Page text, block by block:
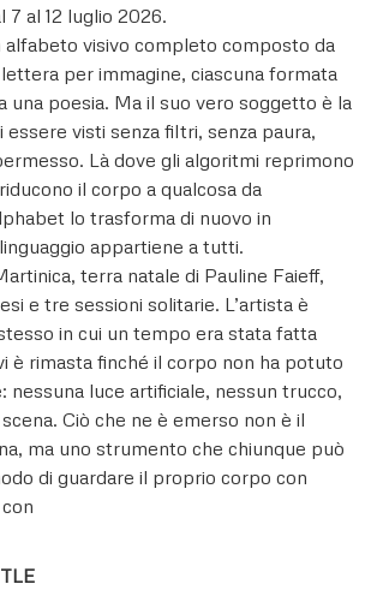
7 al 12 luglio 2026.
visivo completo composto da
per immagine, ciascuna formata
una poesia. Ma il suo vero soggetto è la
visti senza filtri, senza paura,
Là dove gli algoritmi reprimono
il corpo a qualcosa da
lo trasforma di nuovo in
appartiene a tutti.
terra natale di Pauline Faieff,
e tre sessioni solitarie. L’artista è
in cui un tempo era stata fatta
è rimasta finché il corpo non ha potuto
nessuna luce artificiale, nessun trucco,
Ciò che ne è emerso non è il
ma uno strumento che chiunque può
di guardare il proprio corpo con